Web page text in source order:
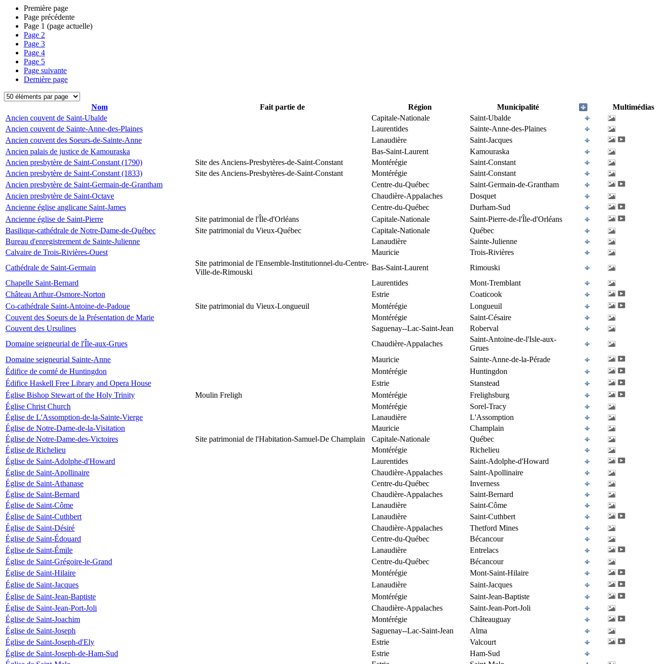
Première page
Page précédente
Page 1 (page actuelle)
Page 2
Page 3
Page 4
Page 5
Page suivante
Dernière page
Nom Fait partie de Région Municipalité
Multimédias
Ancien couvent de Saint-Ubalde
Capitale-Nationale
Saint-Ubalde
Ancien couvent de Sainte-Anne-des-Plaines
Laurentides
Sainte-Anne-des-Plaines
Ancien couvent des Soeurs-de-Sainte-Anne
Lanaudière
Saint-Jacques
Ancien palais de justice de Kamouraska
Bas-Saint-Laurent
Kamouraska
Ancien presbytère de Saint-Constant (1790)
Site des Anciens-Presbytères-de-Saint-Constant Montérégie
Saint-Constant
Ancien presbytère de Saint-Constant (1833)
Site des Anciens-Presbytères-de-Saint-Constant Montérégie
Saint-Constant
Ancien presbytère de Saint-Germain-de-Grantham
Centre-du-Québec
Saint-Germain-de-Grantham
Ancien presbytère de Saint-Octave
Chaudière-Appalaches
Dosquet
Ancienne église anglicane Saint-James
Centre-du-Québec
Durham-Sud
Ancienne église de Saint-Pierre
Site patrimonial de l'Île-d'Orléans Capitale-Nationale
Saint-Pierre-de-l'Île-d'Orléans
Basilique-cathédrale de Notre-Dame-de-Québec
Site patrimonial du Vieux-Québec Capitale-Nationale
Québec
Bureau d'enregistrement de Sainte-Julienne
Lanaudière
Sainte-Julienne
Calvaire de Trois-Rivières-Ouest
Mauricie
Trois-Rivières
Cathédrale de Saint-Germain
Site patrimonial de l'Ensemble-Institutionnel-du-Centre-
Ville-de-Rimouski
Bas-Saint-Laurent
Rimouski
Chapelle Saint-Bernard
Laurentides
Mont-Tremblant
Château Arthur-Osmore-Norton
Estrie
Coaticook
Co-cathédrale Saint-Antoine-de-Padoue
Site patrimonial du Vieux-Longueuil Montérégie
Longueuil
Couvent des Soeurs de la Présentation de Marie
Montérégie
Saint-Césaire
Couvent des Ursulines
Saguenay--Lac-Saint-Jean
Roberval
Domaine seigneurial de l'Île-aux-Grues
Chaudière-Appalaches
Saint-Antoine-de-l'Isle-aux-
Grues
Domaine seigneurial Sainte-Anne
Mauricie
Sainte-Anne-de-la-Pérade
Édifice de comté de Huntingdon
Montérégie
Huntingdon
Édifice Haskell Free Library and Opera House
Estrie
Stanstead
Église Bishop Stewart of the Holy Trinity
Moulin Freligh Montérégie
Frelighsburg
Église Christ Church
Montérégie
Sorel-Tracy
Église de L'Assomption-de-la-Sainte-Vierge
Lanaudière
L'Assomption
Église de Notre-Dame-de-la-Visitation
Mauricie
Champlain
Église de Notre-Dame-des-Victoires
Site patrimonial de l'Habitation-Samuel-De Champlain Capitale-Nationale
Québec
Église de Richelieu
Montérégie
Richelieu
Église de Saint-Adolphe-d'Howard
Laurentides
Saint-Adolphe-d'Howard
Église de Saint-Apollinaire
Chaudière-Appalaches
Saint-Apollinaire
Église de Saint-Athanase
Centre-du-Québec
Inverness
Église de Saint-Bernard
Chaudière-Appalaches
Saint-Bernard
Église de Saint-Côme
Lanaudière
Saint-Côme
Église de Saint-Cuthbert
Lanaudière
Saint-Cuthbert
Église de Saint-Désiré
Chaudière-Appalaches
Thetford Mines
Église de Saint-Édouard
Centre-du-Québec
Bécancour
Église de Saint-Émile
Lanaudière
Entrelacs
Église de Saint-Grégoire-le-Grand
Centre-du-Québec
Bécancour
Église de Saint-Hilaire
Montérégie
Mont-Saint-Hilaire
Église de Saint-Jacques
Lanaudière
Saint-Jacques
Église de Saint-Jean-Baptiste
Montérégie
Saint-Jean-Baptiste
Église de Saint-Jean-Port-Joli
Chaudière-Appalaches
Saint-Jean-Port-Joli
Église de Saint-Joachim
Montérégie
Châteauguay
Église de Saint-Joseph
Saguenay--Lac-Saint-Jean
Alma
Église de Saint-Joseph-d'Ely
Estrie
Valcourt
Église de Saint-Joseph-de-Ham-Sud
Estrie
Ham-Sud